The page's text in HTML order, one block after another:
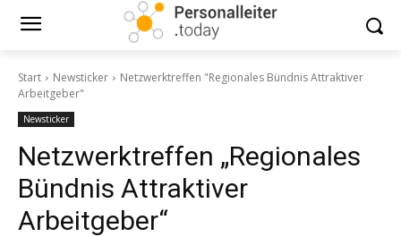
Start Newsticker
Netzwerktreffen "Regionales Bündnis Attraktiver
Arbeitgeber"
Newsticker
Netzwerktreffen „Regionales
Bündnis Attraktiver
Arbeitgeber“